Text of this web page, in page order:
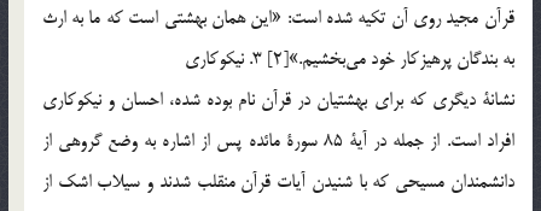
قرآن مجيد روي آن تكيه شده است: «اين همان بهشتي است كه ما به ارث
به بندگان پرهيزكار خود مي‎بخشيم.»[2] 3. نيكوكاري
نشانة ديگري كه براي بهشتيان در قرآن نام بوده شده، احسان و نيكوكاري
افراد است. از جمله در آية 85 سورة مائده پس از اشاره به وضع گروهي از
دانشمندان مسيحي كه با شنيدن آيات قرآن منقلب شدند و سيلاب اشك از